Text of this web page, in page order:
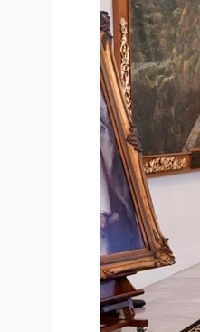
Sản phụ khoa
Nhi khoa
Nam khoa
Làm đẹp - giảm cân
Phòng mạch online
Ăn sạch sống khỏe
Cải chính